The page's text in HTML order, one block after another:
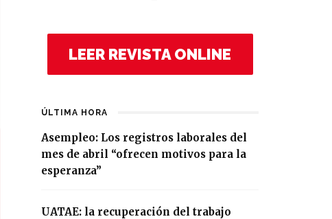
LEER REVISTA ONLINE
ÚLTIMA HORA
Asempleo: Los registros laborales del
mes de abril “ofrecen motivos para la
esperanza”
UATAE: la recuperación del trabajo